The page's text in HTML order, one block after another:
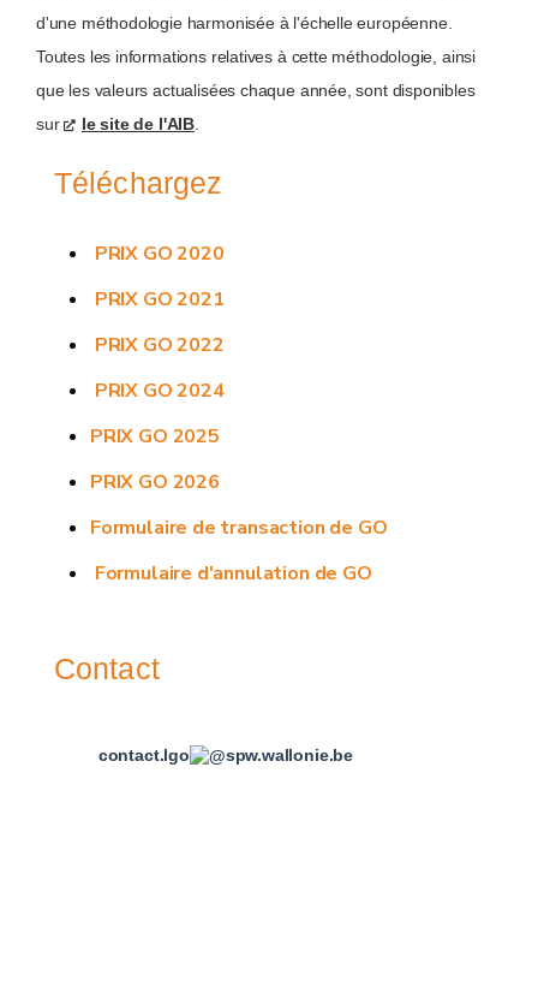
d'une méthodologie harmonisée à l'échelle européenne.
Toutes les informations relatives à cette méthodologie, ainsi
que les valeurs actualisées chaque année, sont disponibles
sur
le site de l'AIB
Téléchargez
PRIX GO 2020
PRIX GO 2021
PRIX GO 2022
PRIX GO 2024
PRIX GO 2025
PRIX GO 2026
Formulaire de transaction de GO
Formulaire d'annulation de GO
Contact
contact.lgo spw.wallonie.be